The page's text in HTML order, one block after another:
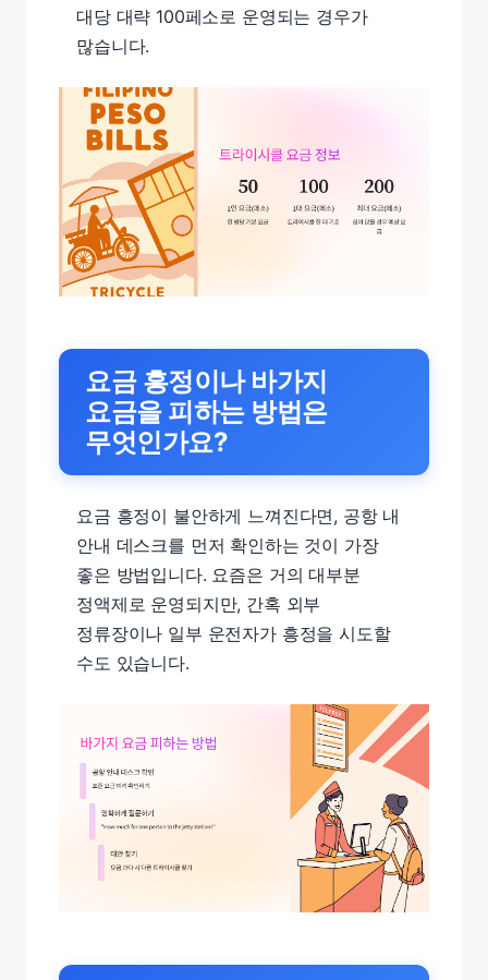
대당 대략 100페소로 운영되는 경우가
많습니다.
요금 흥정이나 바가지
요금을 피하는 방법은
무엇인가요?
요금 흥정이 불안하게 느껴진다면, 공항 내
안내 데스크를 먼저 확인하는 것이 가장
좋은 방법입니다. 요즘은 거의 대부분
정액제로 운영되지만, 간혹 외부
정류장이나 일부 운전자가 흥정을 시도할
수도 있습니다.